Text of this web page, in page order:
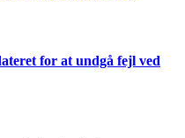
for at undgå fejl ved